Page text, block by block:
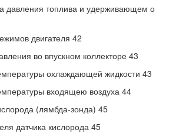
давления топлива и удерживающем о
двигателя 42
во впускном коллекторе 43
охлаждающей жидкости 43
входящею воздуха 44
(лямбда-зонда) 45
датчика кислорода 45